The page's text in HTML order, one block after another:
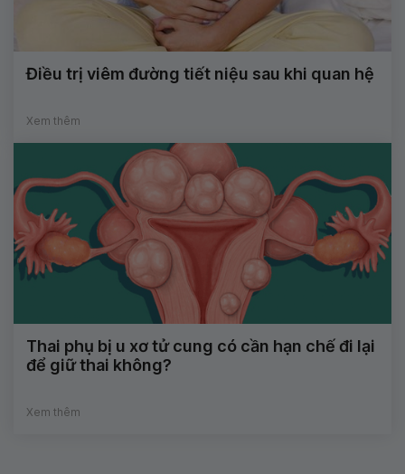
Điều trị viêm đường tiết niệu sau khi quan hệ
Xem thêm
Thai phụ bị u xơ tử cung có cần hạn chế đi lại
để giữ thai không?
Xem thêm